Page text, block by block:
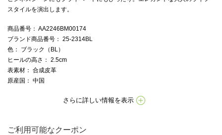
スタイルを演出します。
商品番号 ： AA2246BM00174
ブランド商品番号 ： 25-2314BL
色 ： ブラック（BL）
ヒールの高さ ： 2.5cm
表素材 ： 合成皮革
原産国 ： 中国
さらに詳しい情報を表示
ご利用可能なクーポン